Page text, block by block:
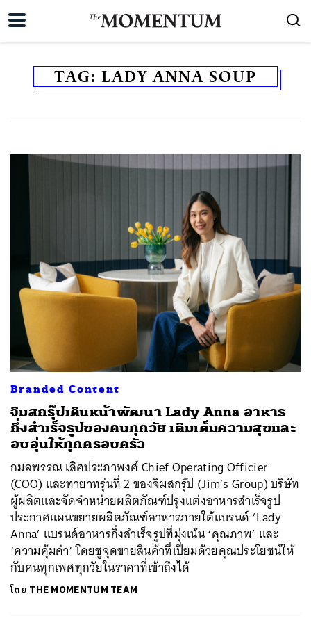
TAG: LADY ANNA SOUP
Branded Content
จิมสกรุ๊ปเดินหน้าพัฒนา Lady Anna อาหาร
กึ่งสำเร็จรูปของคนทุกวัย เติมเต็มความสุขและ
อบอุ่นให้ทุกครอบครัว
กมลพรรณ เลิศประภาพงศ์ Chief Operating Officier
(COO) และทายาทรุ่นที่ 2 ของจิมสกรุ๊ป (Jim’s Group) บริษัท
ผู้ผลิตและจัดจำหน่ายผลิตภัณฑ์ปรุงแต่งอาหารสำเร็จรูป
ประกาศแผนขยายผลิตภัณฑ์อาหารภายใต้แบรนด์ ‘Lady
Anna’ แบรนด์อาหารกึ่งสำเร็จรูปที่มุ่งเน้น ‘คุณภาพ’ และ
‘ความคุ้มค่า’ โดยชูจุดขายสินค้าที่เปี่ยมด้วยคุณประโยชน์ให้
กับคนทุกเพศทุกวัยในราคาที่เข้าถึงได้
โดย THE MOMENTUM TEAM
ค้นหา